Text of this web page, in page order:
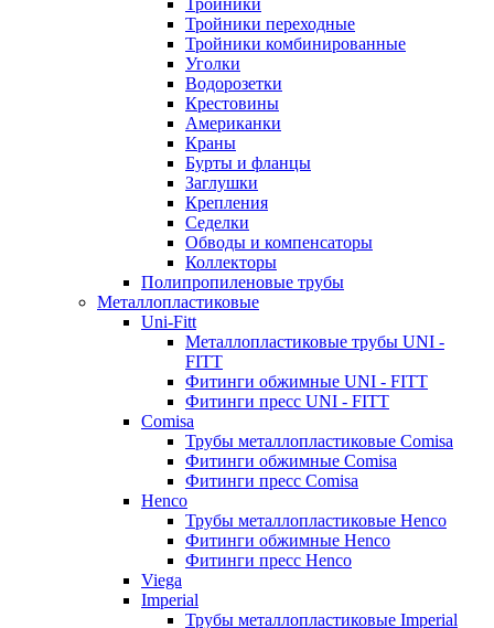
Тройники
Тройники переходные
Тройники комбинированные
Уголки
Водорозетки
Крестовины
Американки
Краны
Бурты и фланцы
Заглушки
Крепления
Седелки
Обводы и компенсаторы
Коллекторы
Полипропиленовые трубы
Металлопластиковые
Uni-Fitt
Металлопластиковые трубы UNI -
FITT
Фитинги обжимные UNI - FITT
Фитинги пресс UNI - FITT
Comisa
Трубы металлопластиковые Comisa
Фитинги обжимные Comisa
Фитинги пресс Comisa
Henco
Трубы металлопластиковые Henco
Фитинги обжимные Henco
Фитинги пресс Henco
Viega
Imperial
Трубы металлопластиковые Imperial